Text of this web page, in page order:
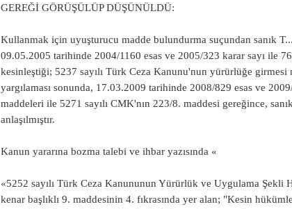
GEREĞİ GÖRÜŞÜLÜP DÜŞÜNÜLDÜ:
Kullanmak için uyuşturucu madde bulundurma suçundan sanık
09.05.2005 tarihinde 2004/1160 esas ve 2005/323 karar sayı ile
kesinleştiği; 5237 sayılı Türk Ceza Kanunu'nun yürürlüğe girmesi
yargılaması sonunda, 17.03.2009 tarihinde 2008/829 esas ve
maddeleri ile 5271 sayılı CMK'nın 223/8. maddesi gereğince,
anlaşılmıştır.
Kanun yararına bozma talebi ve ihbar yazısında «
«5252 sayılı Türk Ceza Kanununun Yürürlük ve Uygulama
kenar başlıklı 9. maddesinin 4. fıkrasında yer alan; "Kesin